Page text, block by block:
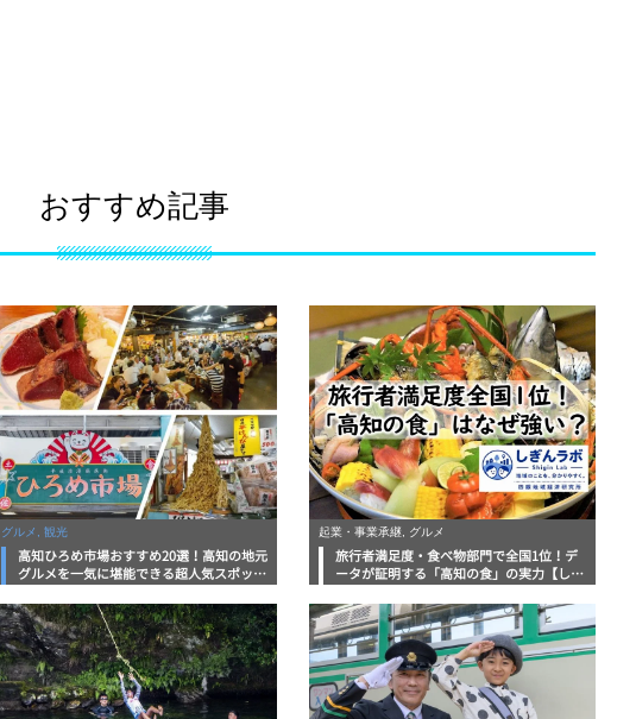
おすすめ記事
グルメ, 観光
高知ひろめ市場おすすめ20選！高知の地元
グルメを一気に堪能できる超人気スポット
起業・事業承継, グルメ
旅行者満足度・食べ物部門で全国1位！デ
ータが証明する「高知の食」の実力【しぎ